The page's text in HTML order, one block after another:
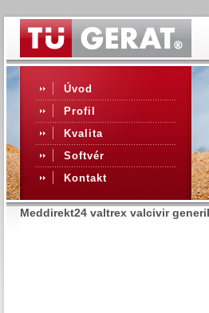
Úvod
Profil
Kvalita
Softvér
Kontakt
Meddirekt24 valtrex valcivir